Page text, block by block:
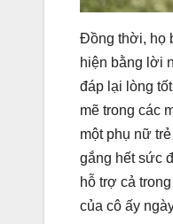
Đồng thời, họ
hiện bằng lời
đáp lại lòng
mẽ trong các
một phụ nữ
gắng hết sức
hỗ trợ cả
của cô ấy